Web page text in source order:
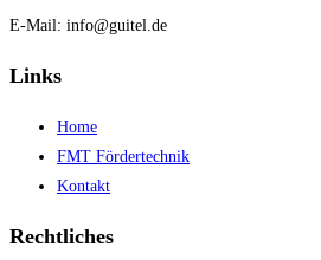
E-Mail: info@guitel.de
Links
Home
FMT Fördertechnik
Kontakt
Rechtliches